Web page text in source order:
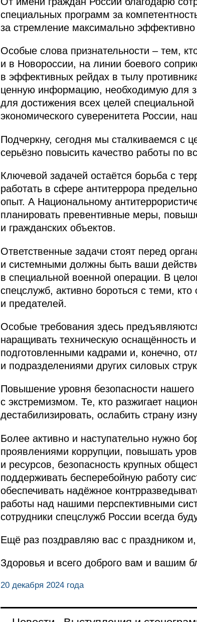
специальных программ за
за стремление максимально
Особые слова признательности – тем,
и в Новороссии, на линии боевого
в эффективных рейдах в тылу
ценную информацию, необходимую для
для достижения всех целей
экономического суверенитета России,
Подчеркну, сегодня мы сталкиваемся с
серьёзно повысить качество работы по
Ключевой задачей остаётся борьба с
работать в сфере антитеррора
опыт. А Национальному
планировать превентивные меры,
и гражданских объектов.
Ответственные задачи стоят перед
и системными должны быть ваши
в специальной военной операции. В
спецслужб, активно бороться с теми,
и предателей.
Особые требования здесь
наращивать техническую оснащённость
подготовленными кадрами и, конечно,
и подразделениями других силовых
Повышение уровня безопасности
с экстремизмом. Те, кто разжигает
дестабилизировать, ослабить страну
Более активно и наступательно нужно
проявлениями коррупции, повышать
и ресурсов, безопасность крупных
поддерживать бесперебойную работу
обеспечивать надёжное
работы над нашими перспективными
сотрудники спецслужб России всегда
Ещё раз поздравляю вас с праздником
Здоровья и всего доброго вам и вашим
20 декабря 2024 года